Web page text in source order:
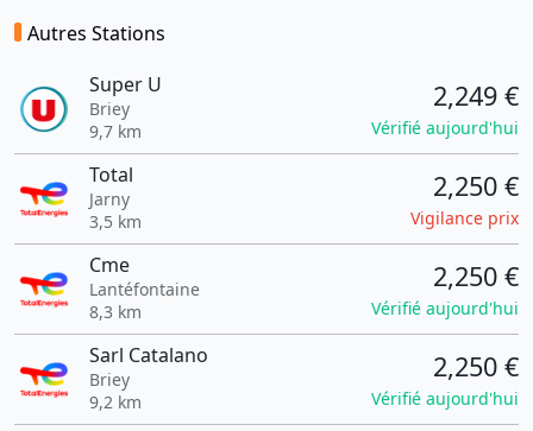
Autres Stations
Super U
Briey
9,7 km
2,249 €
Vérifié aujourd'hui
Total
Jarny
3,5 km
2,250 €
Vigilance prix
Cme
Lantéfontaine
8,3 km
2,250 €
Vérifié aujourd'hui
Sarl Catalano
Briey
9,2 km
2,250 €
Vérifié aujourd'hui